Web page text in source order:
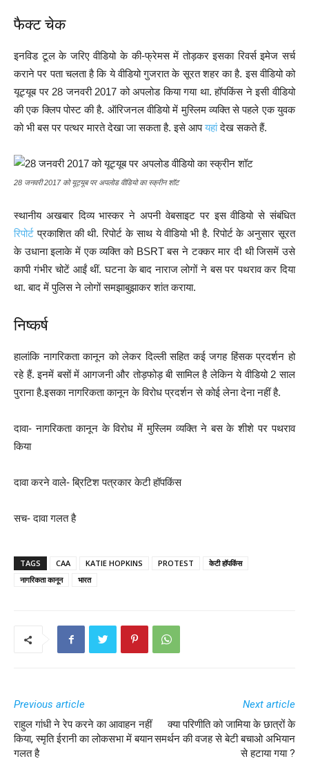
फैक्ट चेक
इनविड टूल के जरिए वीडियो के की-फ्रेमस में तोड़कर इसका रिवर्स इमेज सर्च
कराने पर पता चलता है कि ये वीडियो गुजरात के सूरत शहर का है. इस वीडियो को
यूट्यूब पर 28 जनवरी 2017 को अपलोड किया गया था. हॉपकिंस ने इसी वीडियो
की एक क्लिप पोस्ट की है. ऑरिजनल वीडियो में मुस्लिम व्यक्ति से पहले एक युवक
को भी बस पर पत्थर मारते देखा जा सकता है. इसे आपयहांदेख सकते हैं.
28 जनवरी 2017 को यूट्यूब पर अपलोड वीडियो का स्क्रीन शॉट
स्थानीय अखबार दिव्य भास्कर ने अपनी वेबसाइट पर इस वीडियो से संबंधित
रिपोर्ट प्रकाशित की थी. रिपोर्ट के साथ ये वीडियो भी है. रिपोर्ट के अनुसार सूरत
के उधाना इलाके में एक व्यक्ति को BSRT बस ने टक्कर मार दी थी जिसमें उसे
कापी गंभीर चोटें आईं थीं. घटना के बाद नाराज लोगों ने बस पर पथराव कर दिया
था. बाद में पुलिस ने लोगों समझाबुझाकर शांत कराया.
निष्कर्ष
हालांकि नागरिकता कानून को लेकर दिल्ली सहित कई जगह हिंसक प्रदर्शन हो
रहे हैं. इनमें बसों में आगजनी और तोड़फोड़ बी सामिल है लेकिन ये वीडियो 2 साल
पुराना है.इसका नागरिकता कानून के विरोध प्रदर्शन से कोई लेना देना नहीं है.
दावा- नागरिकता कानून के विरोध में मुस्लिम व्यक्ति ने बस के शीशे पर पथराव
किया
दावा करने वाले- ब्रिटिश पत्रकार केटी हॉपकिंस
सच- दावा गलत है
TAGS CAA KATIE HOPKINS PROTEST
केटी हॉपकिंस
नागरिकता कानून
भारत
Previous article
राहुल गांधी ने रेप करने का आवाहन नहीं
किया, स्मृति ईरानी का लोकसभा में बयान
गलत है
Next article
क्या परिणीति को जामिया के छात्रों के
समर्थन की वजह से बेटी बचाओ अभियान
से हटाया गया ?